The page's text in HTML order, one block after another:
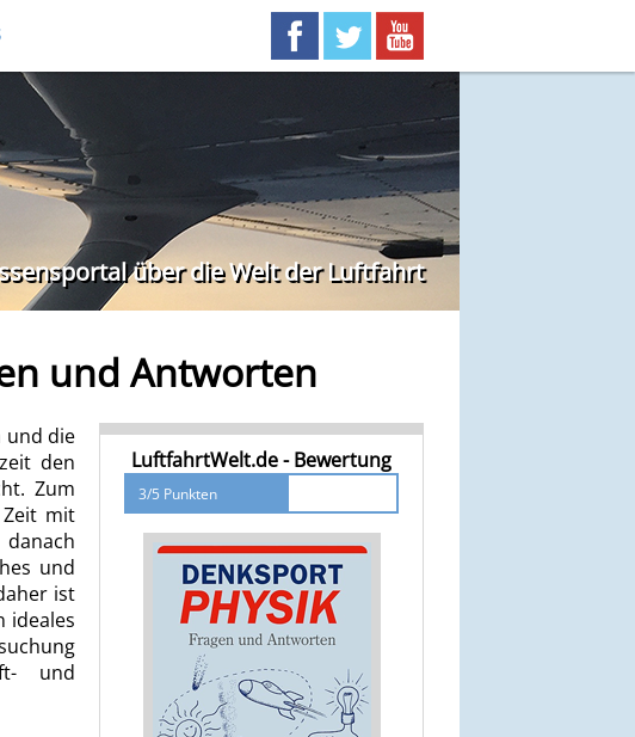
über die Welt der Luftfahrt
und Antworten
LuftfahrtWelt.de - Bewertung
3/5 Punkten
und die
den
Zum
mit
und
ist
ideales
und